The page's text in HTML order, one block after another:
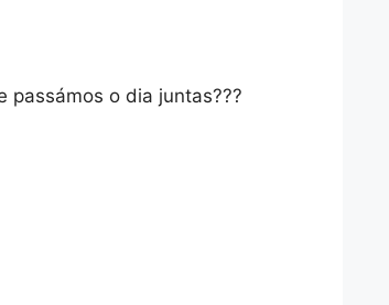
passámos o dia juntas???